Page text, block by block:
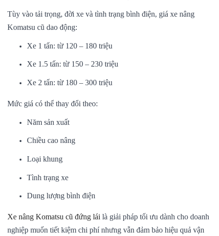
Tùy vào tải trọng, đời xe và tình trạng bình điện, giá xe nâng
Komatsu cũ dao động:
Xe 1 tấn: từ 120 – 180 triệu
Xe 1.5 tấn: từ 150 – 230 triệu
Xe 2 tấn: từ 180 – 300 triệu
Mức giá có thể thay đổi theo:
Năm sản xuất
Chiều cao nâng
Loại khung
Tình trạng xe
Dung lượng bình điện
Xe nâng Komatsu cũ đứng lái là giải pháp tối ưu dành cho doanh
nghiệp muốn tiết kiệm chi phí nhưng vẫn đảm bảo hiệu quả vận